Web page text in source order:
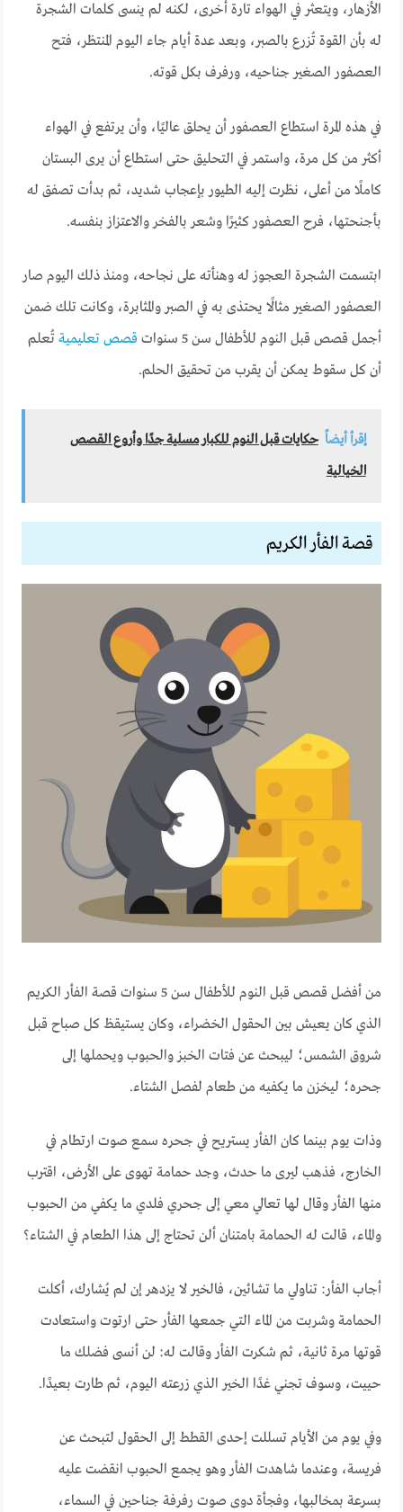
الأزهار، ويتعثر في الهواء تارة أخرى، لكنه لم ينسى كلمات الشجرة
له بأن القوة تُزرع بالصبر، وبعد عدة أيام جاء اليوم المنتظر، فتح
العصفور الصغير جناحيه، ورفرف بكل قوته.
في هذه المرة استطاع العصفور أن يحلق عاليًا، وأن يرتفع في الهواء
أكثر من كل مرة، واستمر في التحليق حتى استطاع أن يرى البستان
كاملًا من أعلى، نظرت إليه الطيور بإعجاب شديد، ثم بدأت تصفق له
بأجنحتها، فرح العصفور كثيرًا وشعر بالفخر والاعتزاز بنفسه.
ابتسمت الشجرة العجوز له وهنأته على نجاحه، ومنذ ذلك اليوم صار
العصفور الصغير مثالًا يحتذى به في الصبر والمثابرة، وكانت تلك ضمن
أجمل قصص قبل النوم للأطفال سن 5 سنوات
قصص تعليمية تُعلم
أن كل سقوط يمكن أن يقرب من تحقيق الحلم.
إقرأ أيضاً حكايات قبل النوم للكبار مسلية جدًا وأروع القصص
الخيالية
قصة الفأر الكريم
من أفضل قصص قبل النوم للأطفال سن 5 سنوات قصة الفأر الكريم
الذي كان يعيش بين الحقول الخضراء، وكان يستيقظ كل صباح قبل
شروق الشمس؛ ليبحث عن فتات الخبز والحبوب ويحملها إلى
جحره؛ ليخزن ما يكفيه من طعام لفصل الشتاء.
وذات يوم بينما كان الفأر يستريح في جحره سمع صوت ارتطام في
الخارج، فذهب ليرى ما حدث، وجد حمامة تهوى على الأرض، اقترب
منها الفأر وقال لها تعالي معي إلى جحري فلدي ما يكفي من الحبوب
والماء، قالت له الحمامة بامتنان ألن تحتاج إلى هذا الطعام في الشتاء؟
أجاب الفأر: تناولي ما تشائين، فالخير لا يزدهر إن لم يُشارك، أكلت
الحمامة وشربت من الماء التي جمعها الفأر حتى ارتوت واستعادت
قوتها مرة ثانية، ثم شكرت الفأر وقالت له: لن أنسى فضلك ما
حييت، وسوف تجني غدًا الخير الذي زرعته اليوم، ثم طارت بعيدًا.
وفي يوم من الأيام تسللت إحدى القطط إلى الحقول لتبحث عن
فريسة، وعندما شاهدت الفأر وهو يجمع الحبوب انقضت عليه
بسرعة بمخالبها، وفجأة دوى صوت رفرفة جناحين في السماء،